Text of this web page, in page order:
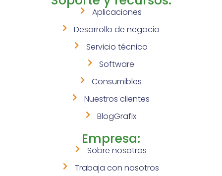
Aplicaciones
Desarrollo de negocio
Servicio técnico
Software
Consumibles
Nuestros clientes
BlogGrafix
Empresa:
Sobre nosotros
Trabaja con nosotros